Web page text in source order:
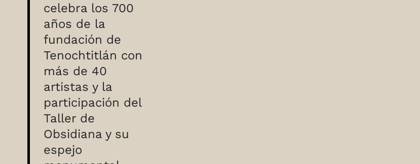
celebra los 700
años de la
fundación de
Tenochtitlán con
más de 40
artistas y la
participación del
Taller de
Obsidiana y su
espejo